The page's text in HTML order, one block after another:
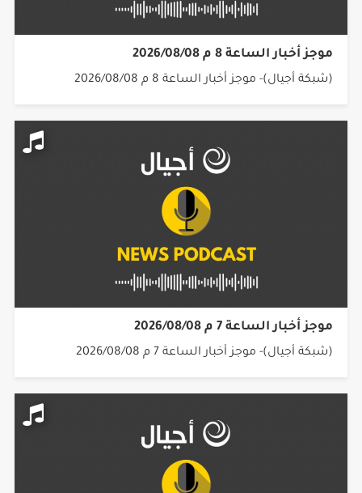
موجز أخبار الساعة 8 م 2026/08/08
(شبكة أجيال)- موجز أخبار الساعة 8 م 2026/08/08
موجز أخبار الساعة 7 م 2026/08/08
(شبكة أجيال)- موجز أخبار الساعة 7 م 2026/08/08